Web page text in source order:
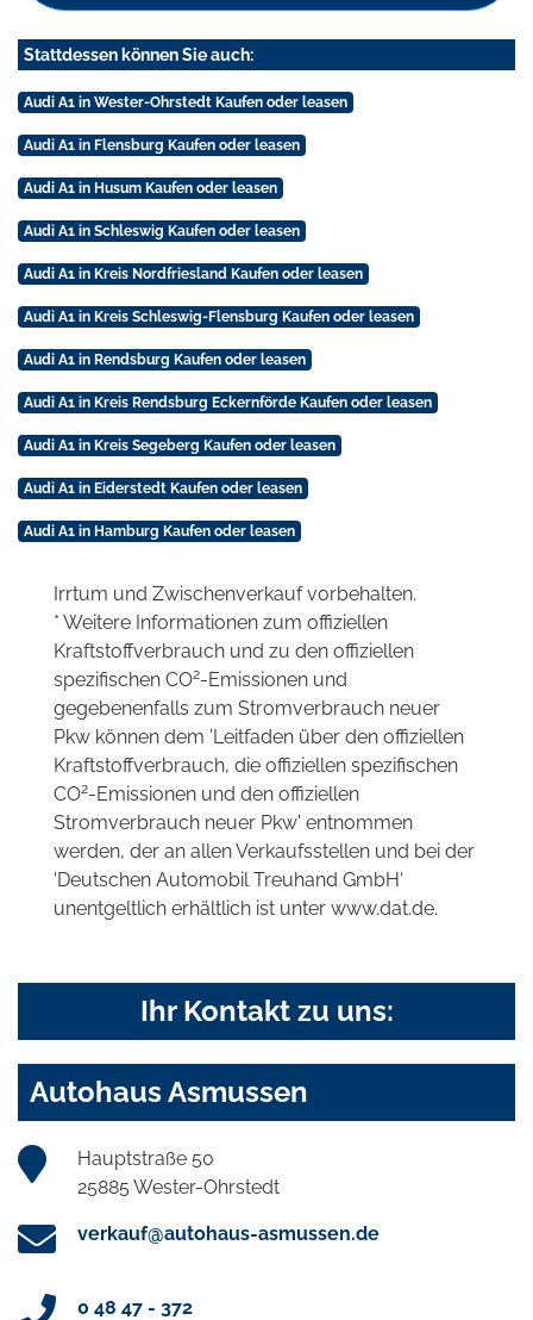
Stattdessen können Sie auch:
Audi A1 in Wester-Ohrstedt Kaufen oder leasen
Audi A1 in Flensburg Kaufen oder leasen
Audi A1 in Husum Kaufen oder leasen
Audi A1 in Schleswig Kaufen oder leasen
Audi A1 in Kreis Nordfriesland Kaufen oder leasen
Audi A1 in Kreis Schleswig-Flensburg Kaufen oder leasen
Audi A1 in Rendsburg Kaufen oder leasen
Audi A1 in Kreis Rendsburg Eckernförde Kaufen oder leasen
Audi A1 in Kreis Segeberg Kaufen oder leasen
Audi A1 in Eiderstedt Kaufen oder leasen
Audi A1 in Hamburg Kaufen oder leasen
Irrtum und Zwischenverkauf vorbehalten.
* Weitere Informationen zum offiziellen
Kraftstoffverbrauch und zu den offiziellen
spezifischen CO2-Emissionen und
gegebenenfalls zum Stromverbrauch neuer
Pkw können dem 'Leitfaden über den offiziellen
Kraftstoffverbrauch, die offiziellen spezifischen
CO2-Emissionen und den offiziellen
Stromverbrauch neuer Pkw' entnommen
werden, der an allen Verkaufsstellen und bei der
'Deutschen Automobil Treuhand GmbH'
unentgeltlich erhältlich ist unter www.dat.de.
Ihr Kontakt zu uns:
Autohaus Asmussen
Hauptstraße 50
25885 Wester-Ohrstedt
verkauf@autohaus-asmussen.de
0 48 47 - 372